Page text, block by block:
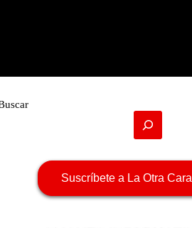
Suscríbete a La Otra Cara